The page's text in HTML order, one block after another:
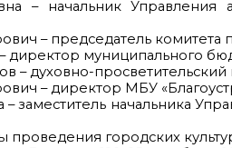
– начальник Управления
– председатель
директор муниципального
– духовно-
– директор МБУ
заместитель начальника
городских